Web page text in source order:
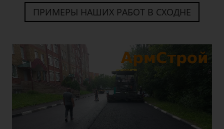
ПРИМЕРЫ НАШИХ РАБОТ В СХОДНЕ